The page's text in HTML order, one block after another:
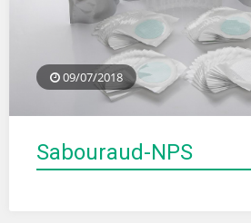
09/07/2018
Sabouraud-NPS